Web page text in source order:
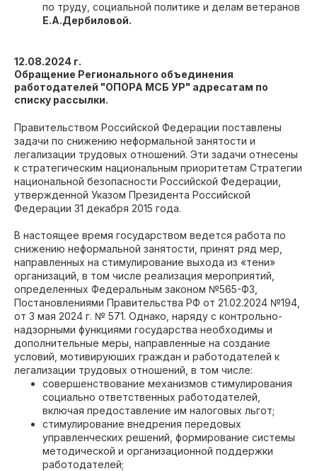
по труду, социальной политике и делам ветеранов
Е.А.Дербиловой.
12.08.2024 г.
Обращение Регионального объединения
работодателей "ОПОРА МСБ УР" адресатам по
списку рассылки.
Правительством Российской Федерации поставлены
задачи по снижению неформальной занятости и
легализации трудовых отношений. Эти задачи отнесены
к стратегическим национальным приоритетам Стратегии
национальной безопасности Российской Федерации,
утвержденной Указом Президента Российской
Федерации 31 декабря 2015 года.
В настоящее время государством ведется работа по
снижению неформальной занятости, принят ряд мер,
направленных на стимулирование выхода из «тени»
организаций, в том числе реализация мероприятий,
определенных Федеральным законом №565-ФЗ,
Постановлениями Правительства РФ от 21.02.2024 №194,
от 3 мая 2024 г. № 571. Однако, наряду с контрольно-
надзорными функциями государства необходимы и
дополнительные меры, направленные на создание
условий, мотивируюших граждан и работодателей к
легализации трудовых отношений, в том числе:
совершенствование механизмов стимулирования
социально ответственных работодателей,
включая предоставление им налоговых льгот;
стимулирование внедрения передовых
управленческих решений, формирование системы
методической и организационной поддержки
работодателей;